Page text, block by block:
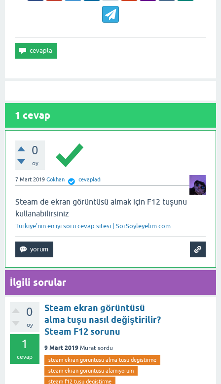
1 cevap
0
oy
7 Mart 2019 Gokhan cevapladı
Steam de ekran görüntüsü almak için F12 tuşunu
kullanabilirsiniz
Türkiye'nin en iyi soru cevap sitesi | SorSoyleyelim.com
İlgili sorular
0
oy
1
cevap
Steam ekran görüntüsü
alma tuşu nasıl değiştirilir?
Steam F12 sorunu
9 Mart 2019 Murat sordu
steam ekran goruntusu alma tusu degistirme
steam ekran goruntusu alamiyorum
steam f12 tusu degistirme